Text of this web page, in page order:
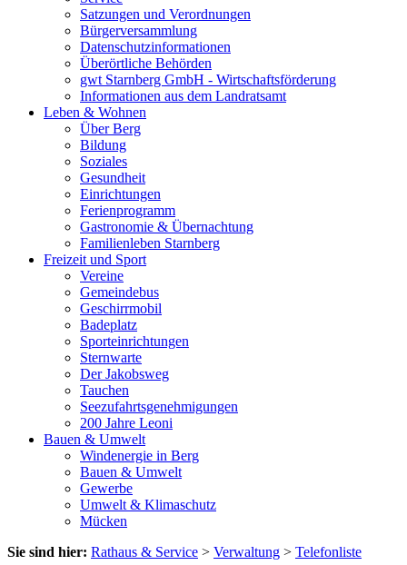
Satzungen und Verordnungen
Bürgerversammlung
Datenschutzinformationen
Überörtliche Behörden
gwt Starnberg GmbH - Wirtschaftsförderung
Informationen aus dem Landratsamt
Leben & Wohnen
Über Berg
Bildung
Soziales
Gesundheit
Einrichtungen
Ferienprogramm
Gastronomie & Übernachtung
Familienleben Starnberg
Freizeit und Sport
Vereine
Gemeindebus
Geschirrmobil
Badeplatz
Sporteinrichtungen
Sternwarte
Der Jakobsweg
Tauchen
Seezufahrtsgenehmigungen
200 Jahre Leoni
Bauen & Umwelt
Windenergie in Berg
Bauen & Umwelt
Gewerbe
Umwelt & Klimaschutz
Mücken
Sie sind hier: Rathaus & Service > Verwaltung > Telefonliste